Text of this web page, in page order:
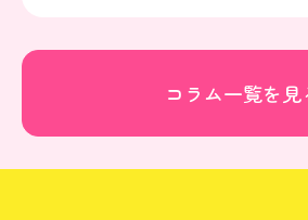
コラム一覧を見